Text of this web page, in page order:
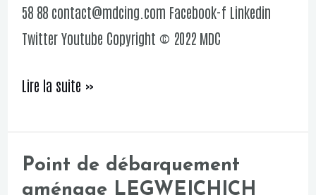
58 88 contact@mdcing.com Facebook-f Linkedin
Twitter Youtube Copyright © 2022 MDC
Lire la suite »
Point de débarquement
aménage LEGWEICHICH
Point
de